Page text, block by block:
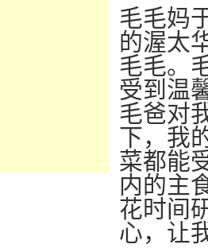
毛毛妈
的渥太
毛毛。
受到温
毛爸对
下，我
菜都能
内的主
花时间
心，让